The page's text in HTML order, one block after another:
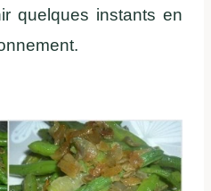
quelques instants en